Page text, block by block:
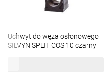
Uchwyt do węża osłonowego
SILVYN SPLIT COS 10 czarny